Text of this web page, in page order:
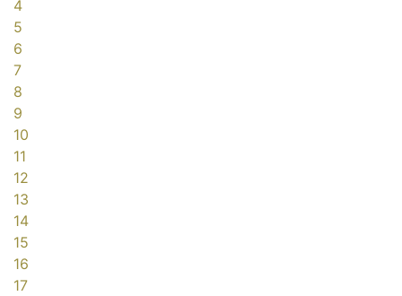
4
5
6
7
8
9
10
11
12
13
14
15
16
17